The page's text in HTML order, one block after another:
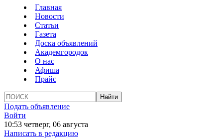
Главная
Новости
Статьи
Газета
Доска объявлений
Академгородок
О нас
Афиша
Прайс
Подать объявление
Войти
10:53 четверг, 06 августа
Написать в редакцию